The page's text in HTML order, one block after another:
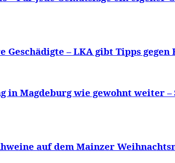
– LKA gibt Tipps
in Magdeburg wie gewohnt weiter
auf dem Mainzer